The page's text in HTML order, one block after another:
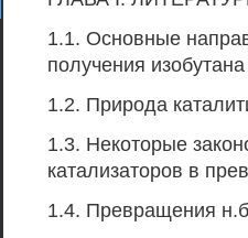
1.1. Основные
получения
1.2. Природа
1.3. Некоторые
катализаторов в
1.4. Превращения